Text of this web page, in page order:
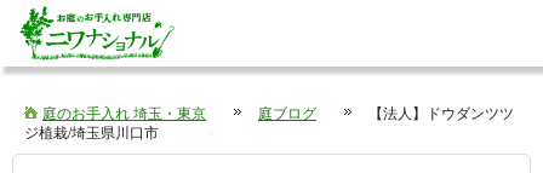
庭のお手入れ 埼玉・東京 庭ブログ
【法人】ドウダンツツ
ジ植栽/埼玉県川口市